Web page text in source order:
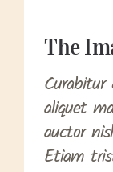
The
Curabitur
aliquet
auctor
Etiam